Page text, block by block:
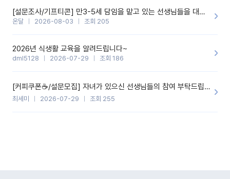
[설문조사/기프티콘] 만3-5세 담임을 맡고 있는 선생님들을 대상으로 설문조사를 합니다!
온달 2026-08-03 조회 205
2026년 식생활 교육을 알려드립니다~
dml5128 2026-07-29 조회 186
[커피쿠폰☕️/설문모집] 자녀가 있으신 선생님들의 참여 부탁드립니다!!
최세미 2026-07-29 조회 255